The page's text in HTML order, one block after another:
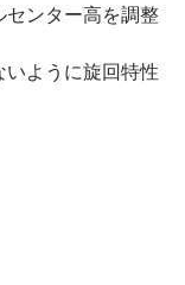
センター高を調整
いように旋回特性
退院後の慣熟走行